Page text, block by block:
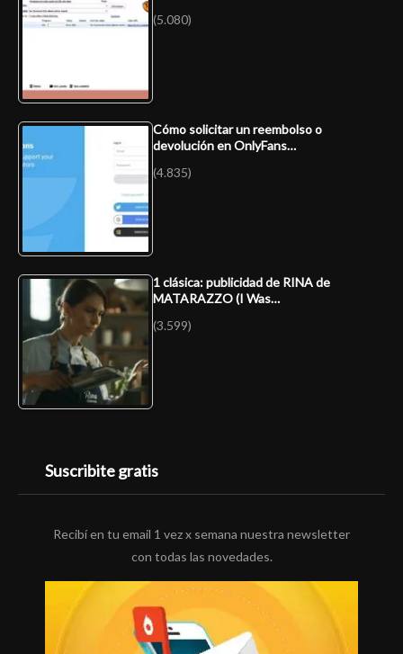
(5.080)
Cómo solicitar un reembolso o
devolución en OnlyFans…
(4.835)
1 clásica: publicidad de RINA de
MATARAZZO (I Was…
(3.599)
Suscribite gratis
Recibí en tu email 1 vez x semana nuestra newsletter
con todas las novedades.